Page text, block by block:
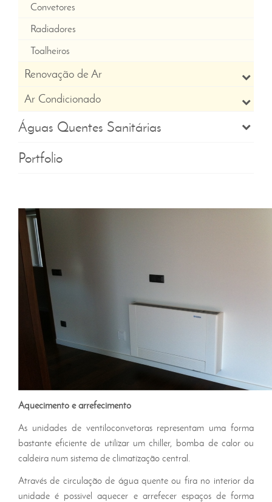
Convetores
Radiadores
Toalheiros
Renovação de Ar
Ar Condicionado
Águas Quentes Sanitárias
Portfolio
Aquecimento e arrefecimento
As unidades de ventiloconvetoras representam uma forma
bastante eficiente de utilizar um chiller, bomba de calor ou
caldeira num sistema de climatização central.
Através de circulação de água quente ou fira no interior da
unidade é possivel aquecer e arrefecer espaços de forma